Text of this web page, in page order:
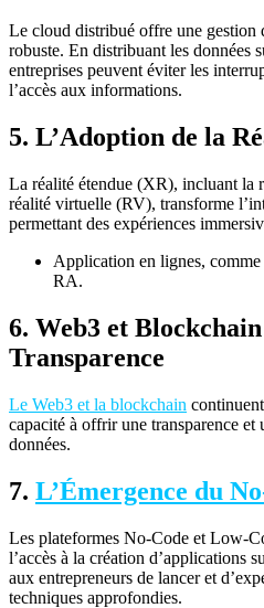
Le cloud distribué offre une gestion
robuste. En distribuant les données
entreprises peuvent éviter les
l’accès aux informations.
5. L’Adoption de la
La réalité étendue (XR), incluant la
réalité virtuelle (RV), transforme
permettant des expériences
Application en lignes,
RA.
6. Web3 et
Transparence
Le Web3 et la blockchain
capacité à offrir une transparence et
données.
7. L’Émergence du
Les plateformes No-Code et Low-
l’accès à la création d’applications
aux entrepreneurs de lancer et
techniques approfondies.